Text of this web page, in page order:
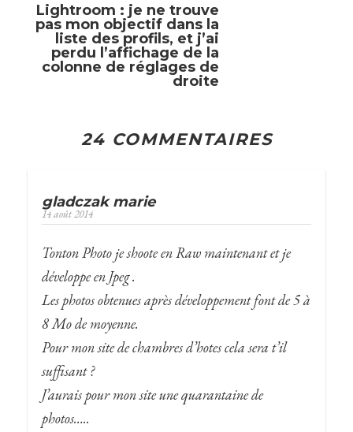
Lightroom : je ne trouve
pas mon objectif dans la
liste des profils, et j’ai
perdu l’affichage de la
colonne de réglages de
droite
24 COMMENTAIRES
gladczak marie
14 août 2014
Tonton Photo je shoote en Raw maintenant et je
développe en Jpeg .
Les photos obtenues après développement font de 5 à
8 Mo de moyenne.
Pour mon site de chambres d’hotes cela sera t’il
suffisant ?
J’aurais pour mon site une quarantaine de
photos…..